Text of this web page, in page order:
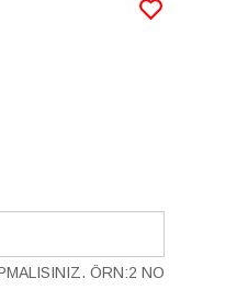
ÖRN:2 NO